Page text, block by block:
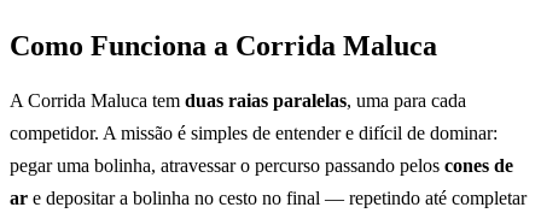
Como Funciona a Corrida Maluca
A Corrida Maluca tem duas raias paralelas, uma para cada
competidor. A missão é simples de entender e difícil de dominar:
pegar uma bolinha, atravessar o percurso passando pelos cones de
ar e depositar a bolinha no cesto no final — repetindo até completar